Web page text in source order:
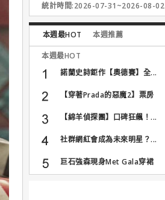
統計時間:2026-07-31~2026-08-02
本週最HOT 本週推薦
本週最HOT
諾蘭史詩鉅作【奧德賽】全...
【穿著Prada的惡魔2】票房
【綿羊偵探團】口碑狂飆！...
社群網紅會成為未來明星？...
巨石強森現身Met Gala穿裙
子...